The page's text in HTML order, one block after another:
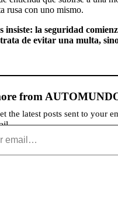
rusa con uno mismo.
insiste: la seguridad
de evitar una multa,
from
the latest posts sent to your